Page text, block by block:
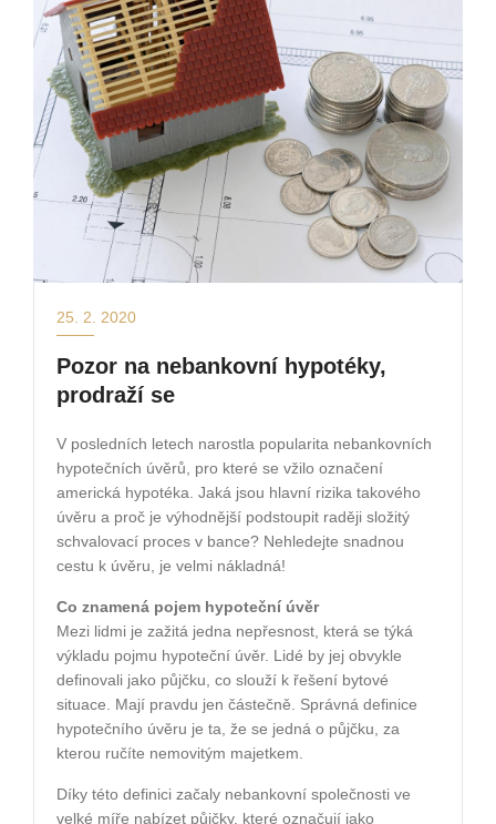
25. 2. 2020
Pozor na nebankovní hypotéky,
prodraží se
V posledních letech narostla popularita nebankovních
hypotečních úvěrů, pro které se vžilo označení
americká hypotéka. Jaká jsou hlavní rizika takového
úvěru a proč je výhodnější podstoupit raději složitý
schvalovací proces v bance? Nehledejte snadnou
cestu k úvěru, je velmi nákladná!
Co znamená pojem hypoteční úvěr
Mezi lidmi je zažitá jedna nepřesnost, která se týká
výkladu pojmu hypoteční úvěr. Lidé by jej obvykle
definovali jako půjčku, co slouží k řešení bytové
situace. Mají pravdu jen částečně. Správná definice
hypotečního úvěru je ta, že se jedná o půjčku, za
kterou ručíte nemovitým majetkem.
Díky této definici začaly nebankovní společnosti ve
velké míře nabízet půjčky, které označují jako